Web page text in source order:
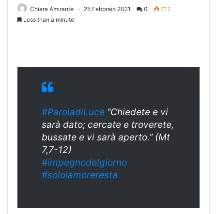
Chiara Amirante 25 Febbraio 2021 0
712
Less than a minute
#ParoladiLuce “Chiedete e vi
sarà dato; cercate e troverete,
bussate e vi sarà aperto.” (Mt
7,7-12)
#impegnodelgiorno
#sololamoreresta